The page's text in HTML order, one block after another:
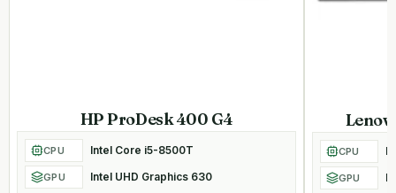
HP ProDesk 400 G4
CPU Intel Core i5-8500T
GPU Intel UHD Graphics 630
CPU
GPU